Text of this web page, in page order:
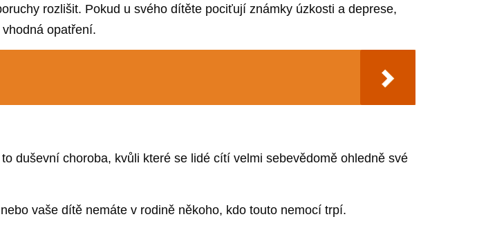
rozlišit. Pokud u svého dítěte pociťují známky úzkosti a deprese,
opatření.
duševní choroba, kvůli které se lidé cítí velmi sebevědomě ohledně své
vaše dítě nemáte v rodině někoho, kdo touto nemocí trpí.